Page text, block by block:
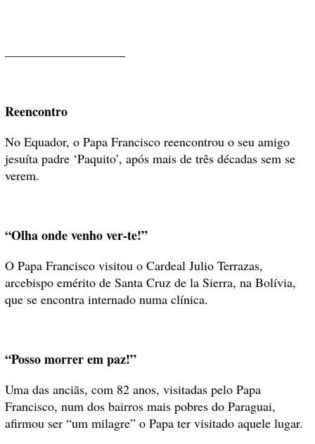
Reencontro
No Equador, o Papa Francisco reencontrou o seu amigo
jesuíta padre ‘Paquito’, após mais de três décadas sem se
verem.
“Olha onde venho ver-te!”
O Papa Francisco visitou o Cardeal Julio Terrazas,
arcebispo emérito de Santa Cruz de la Sierra, na Bolívia,
que se encontra internado numa clínica.
“Posso morrer em paz!”
Uma das anciãs, com 82 anos, visitadas pelo Papa
Francisco, num dos bairros mais pobres do Paraguai,
afirmou ser “um milagre” o Papa ter visitado aquele lugar.